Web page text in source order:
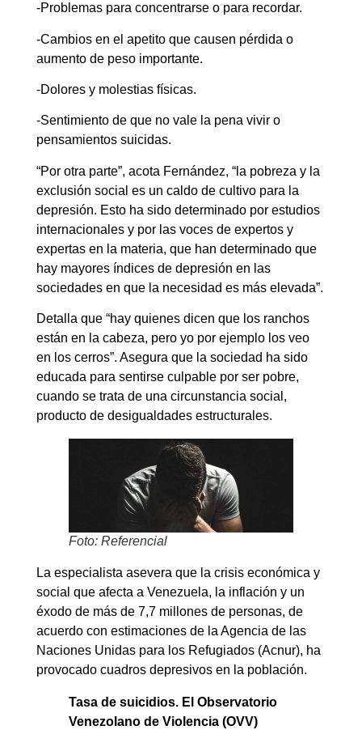
-Problemas para concentrarse o para recordar.
-Cambios en el apetito que causen pérdida o
aumento de peso importante.
-Dolores y molestias físicas.
-Sentimiento de que no vale la pena vivir o
pensamientos suicidas.
“Por otra parte”, acota Fernández, “la pobreza y la
exclusión social es un caldo de cultivo para la
depresión. Esto ha sido determinado por estudios
internacionales y por las voces de expertos y
expertas en la materia, que han determinado que
hay mayores índices de depresión en las
sociedades en que la necesidad es más elevada”.
Detalla que “hay quienes dicen que los ranchos
están en la cabeza, pero yo por ejemplo los veo
en los cerros”. Asegura que la sociedad ha sido
educada para sentirse culpable por ser pobre,
cuando se trata de una circunstancia social,
producto de desigualdades estructurales.
Foto: Referencial
La especialista asevera que la crisis económica y
social que afecta a Venezuela, la inflación y un
éxodo de más de 7,7 millones de personas, de
acuerdo con estimaciones de la Agencia de las
Naciones Unidas para los Refugiados (Acnur), ha
provocado cuadros depresivos en la población.
Tasa de suicidios. El Observatorio
Venezolano de Violencia (OVV)